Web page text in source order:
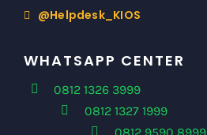
@Helpdesk_KIOS
WHATSAPP CENTER
0812 1326 3999
0812 1327 1999
0812 9590 8999